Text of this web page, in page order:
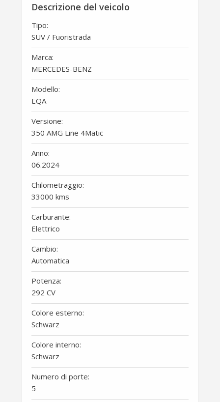
Descrizione del veicolo
Tipo:
SUV / Fuoristrada
Marca:
MERCEDES-BENZ
Modello:
EQA
Versione:
350 AMG Line 4Matic
Anno:
06.2024
Chilometraggio:
33000 kms
Carburante:
Elettrico
Cambio:
Automatica
Potenza:
292 CV
Colore esterno:
Schwarz
Colore interno:
Schwarz
Numero di porte:
5